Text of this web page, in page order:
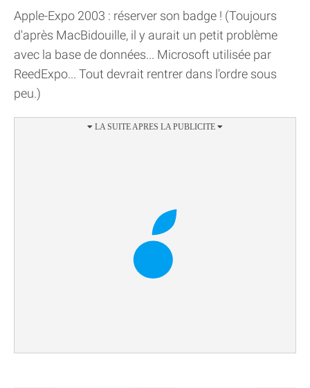
Apple-Expo 2003 : réserver son badge ! (Toujours
d'après MacBidouille, il y aurait un petit problème
avec la base de données... Microsoft utilisée par
ReedExpo... Tout devrait rentrer dans l'ordre sous
peu.)